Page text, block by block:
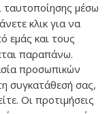
ταυτοποίησης μέσω
κλικ για να
εμάς και τους
παραπάνω.
προσωπικών
συγκατάθεσή σας,
Οι προτιμήσεις